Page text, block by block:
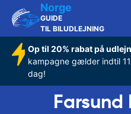
Norge
GUIDE
TIL BILUDLEJNING
Op til 20% rabat på
kampagne gælder indtil
dag!
Farsund